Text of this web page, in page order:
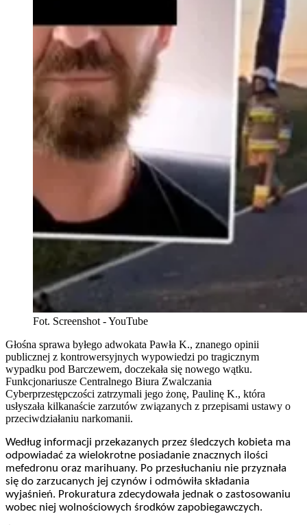
Fot. Screenshot - YouTube
Głośna sprawa byłego adwokata Pawła K., znanego opinii
publicznej z kontrowersyjnych wypowiedzi po tragicznym
wypadku pod Barczewem, doczekała się nowego wątku.
Funkcjonariusze Centralnego Biura Zwalczania
Cyberprzestępczości zatrzymali jego żonę, Paulinę K., która
usłyszała kilkanaście zarzutów związanych z przepisami ustawy o
przeciwdziałaniu narkomanii.
Według informacji przekazanych przez śledczych kobieta ma
odpowiadać za wielokrotne posiadanie znacznych ilości
mefedronu oraz marihuany. Po przesłuchaniu nie przyznała
się do zarzucanych jej czynów i odmówiła składania
wyjaśnień. Prokuratura zdecydowała jednak o zastosowaniu
wobec niej wolnościowych środków zapobiegawczych.